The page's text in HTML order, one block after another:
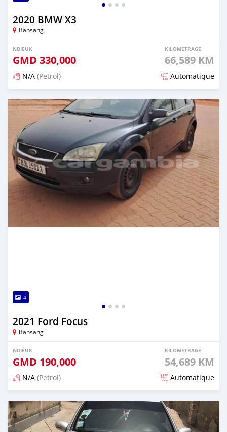
2020 BMW X3
Bansang
NDIEUK
GMD 330,000
KILOMETRAGE
66,589 KM
N/A (Petrol) Automatique
Dougal na niou ko depuis about 2 years
4
2021 Ford Focus
Bansang
NDIEUK
GMD 190,000
KILOMETRAGE
54,689 KM
N/A (Petrol) Automatique
Dougal na niou ko depuis about 2 years